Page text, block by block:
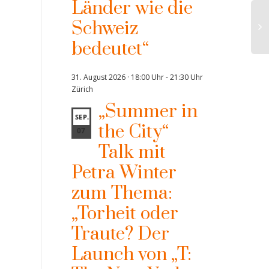
Länder wie die
Schweiz
bedeutet“
31. August 2026 · 18:00 Uhr-21:30 Uhr
Zürich
SEP.
07
„Summer in
the City“
Talk mit
Petra Winter
zum Thema:
„Torheit oder
Traute? Der
Launch von „T: